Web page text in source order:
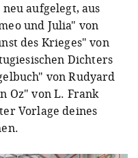
aufgelegt, aus
und Julia" von
des Krieges" von
Dichters
von Rudyard
Oz" von L. Frank
Vorlage deines